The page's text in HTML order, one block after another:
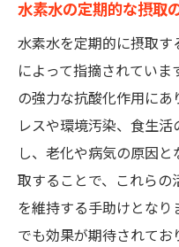
水素水の定期的な摂取
水素水を定期的に摂取す
によって指摘されていま
の強力な抗酸化作用にあ
レスや環境汚染、食生
し、老化や病気の原因
取することで、これらの
を維持する手助けとなり
でも効果が期待されてお